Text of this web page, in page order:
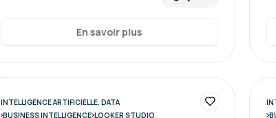
En savoir plus
INTELLIGENCE ARTIFICIELLE, DATA
BUSINESS INTELLIGENCE LOOKER STUDIO